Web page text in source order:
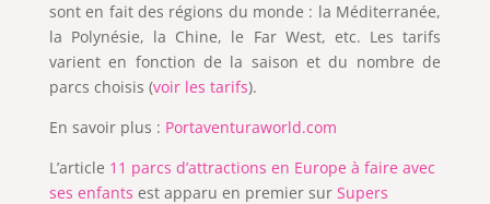
sont en fait des régions du monde : la Méditerranée,
la Polynésie, la Chine, le Far West, etc. Les tarifs
varient en fonction de la saison et du nombre de
parcs choisis (voir les tarifs).
En savoir plus : Portaventuraworld.com
L’article 11 parcs d’attractions en Europe à faire avec
ses enfants est apparu en premier sur Supers